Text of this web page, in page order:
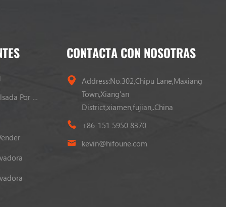
Carretilla Elevadora Propulsada Por GLP
CONTACTA CON NOSOTRAS
Address:No.302,Chipu Lane,Maxiang
Town,Xiang'an
District,xiamen,fujian,.China
+86-151 5950 8370
kevin@hifoune.com